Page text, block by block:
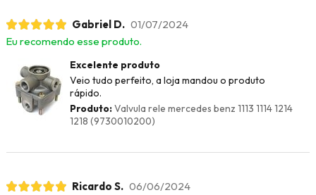
Gabriel D. 01/07/2024
Eu recomendo esse produto.
Excelente produto
Veio tudo perfeito, a loja mandou o produto
rápido.
Produto:Valvula rele mercedes benz 1113 1114 1214
1218 (9730010200)
Ricardo S. 06/06/2024